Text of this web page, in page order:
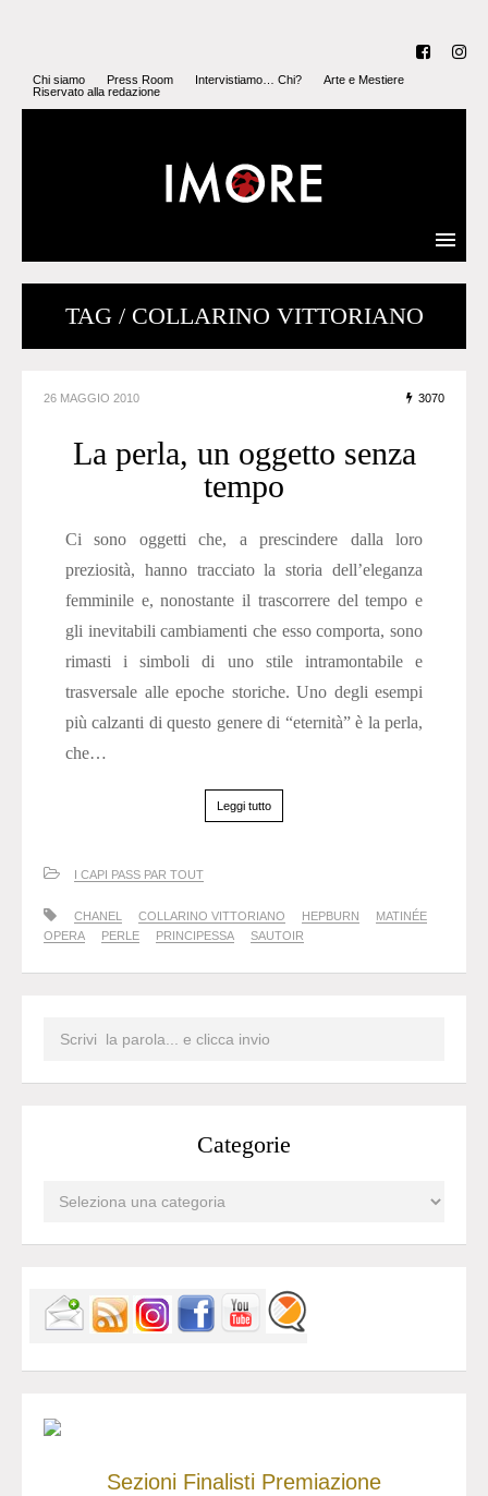
Chi siamo Press Room Intervistiamo… Chi?
Arte e Mestiere
Riservato alla redazione
TAG / COLLARINO VITTORIANO
26 MAGGIO 2010 3070
La perla, un oggetto senza
tempo
Ci sono oggetti che, a prescindere dalla loro
preziosità, hanno tracciato la storia dell’eleganza
femminile e, nonostante il trascorrere del tempo e
gli inevitabili cambiamenti che esso comporta, sono
rimasti i simboli di uno stile intramontabile e
trasversale alle epoche storiche. Uno degli esempi
più calzanti di questo genere di “eternità” è la perla,
che…
Leggi tutto
I CAPI PASS PAR TOUT
CHANEL COLLARINO VITTORIANO HEPBURN
MATINÉE
OPERA
PERLE PRINCIPESSA SAUTOIR
Categorie
Sezioni Finalisti Premiazione